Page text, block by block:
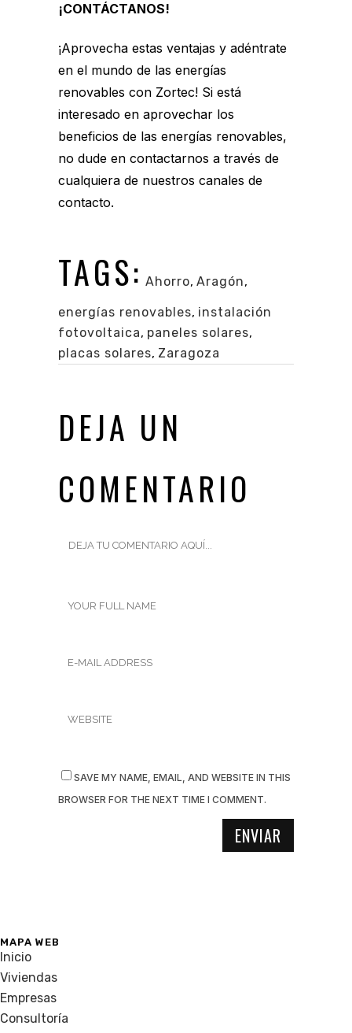
¡CONTÁCTANOS!
¡Aprovecha estas ventajas y adéntrate
en el mundo de las energías
renovables con Zortec! Si está
interesado en aprovechar los
beneficios de las energías renovables,
no dude en contactarnos a través de
cualquiera de nuestros canales de
contacto.
TAGS: Ahorro, Aragón,
energías renovables, instalación
fotovoltaica, paneles solares,
placas solares, Zaragoza
DEJA UN
COMENTARIO
SAVE MY NAME, EMAIL, AND WEBSITE IN THIS
BROWSER FOR THE NEXT TIME I COMMENT.
MAPA WEB
Inicio
Viviendas
Empresas
Consultoría